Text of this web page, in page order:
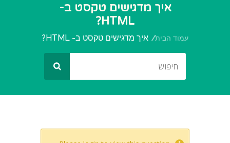
איך מדגישים טקסט ב-
HTML?
עמוד הבית איך מדגישים טקסט ב- HTML?